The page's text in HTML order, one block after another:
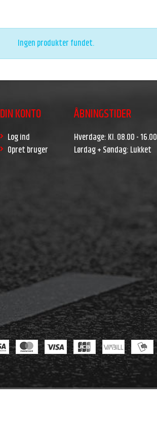
Ingen produkter fundet.
DIN KONTO
Log ind
Opret bruger
ÅBNINGSTIDER
Hverdage: Kl. 08.00 - 16.00
Lørdag + Søndag: Lukket